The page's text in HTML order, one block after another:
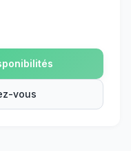
vous